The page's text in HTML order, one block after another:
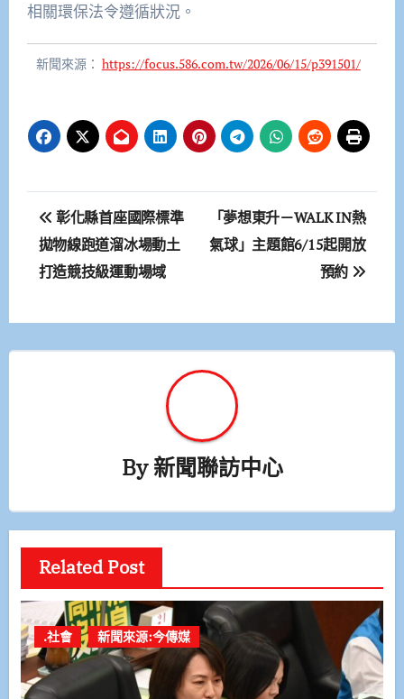
相關環保法令遵循狀況。
新聞來源： https://focus.586.com.tw/2026/06/15/p391501/
文
章
導
覽
彰化縣首座國際標準
拋物線跑道溜冰場動土
打造競技級運動場域
「夢想東升－WALK IN熱
氣球」主題館6/15起開放
預約
By新聞聯訪中心
Related Post
.社會 新聞來源:今傳媒